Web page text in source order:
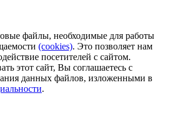
файлы, необходимые для работы
(сookies). Это позволяет нам
посетителей с сайтом.
этот сайт, Вы соглашаетесь с
данных файлов, изложенными в
.